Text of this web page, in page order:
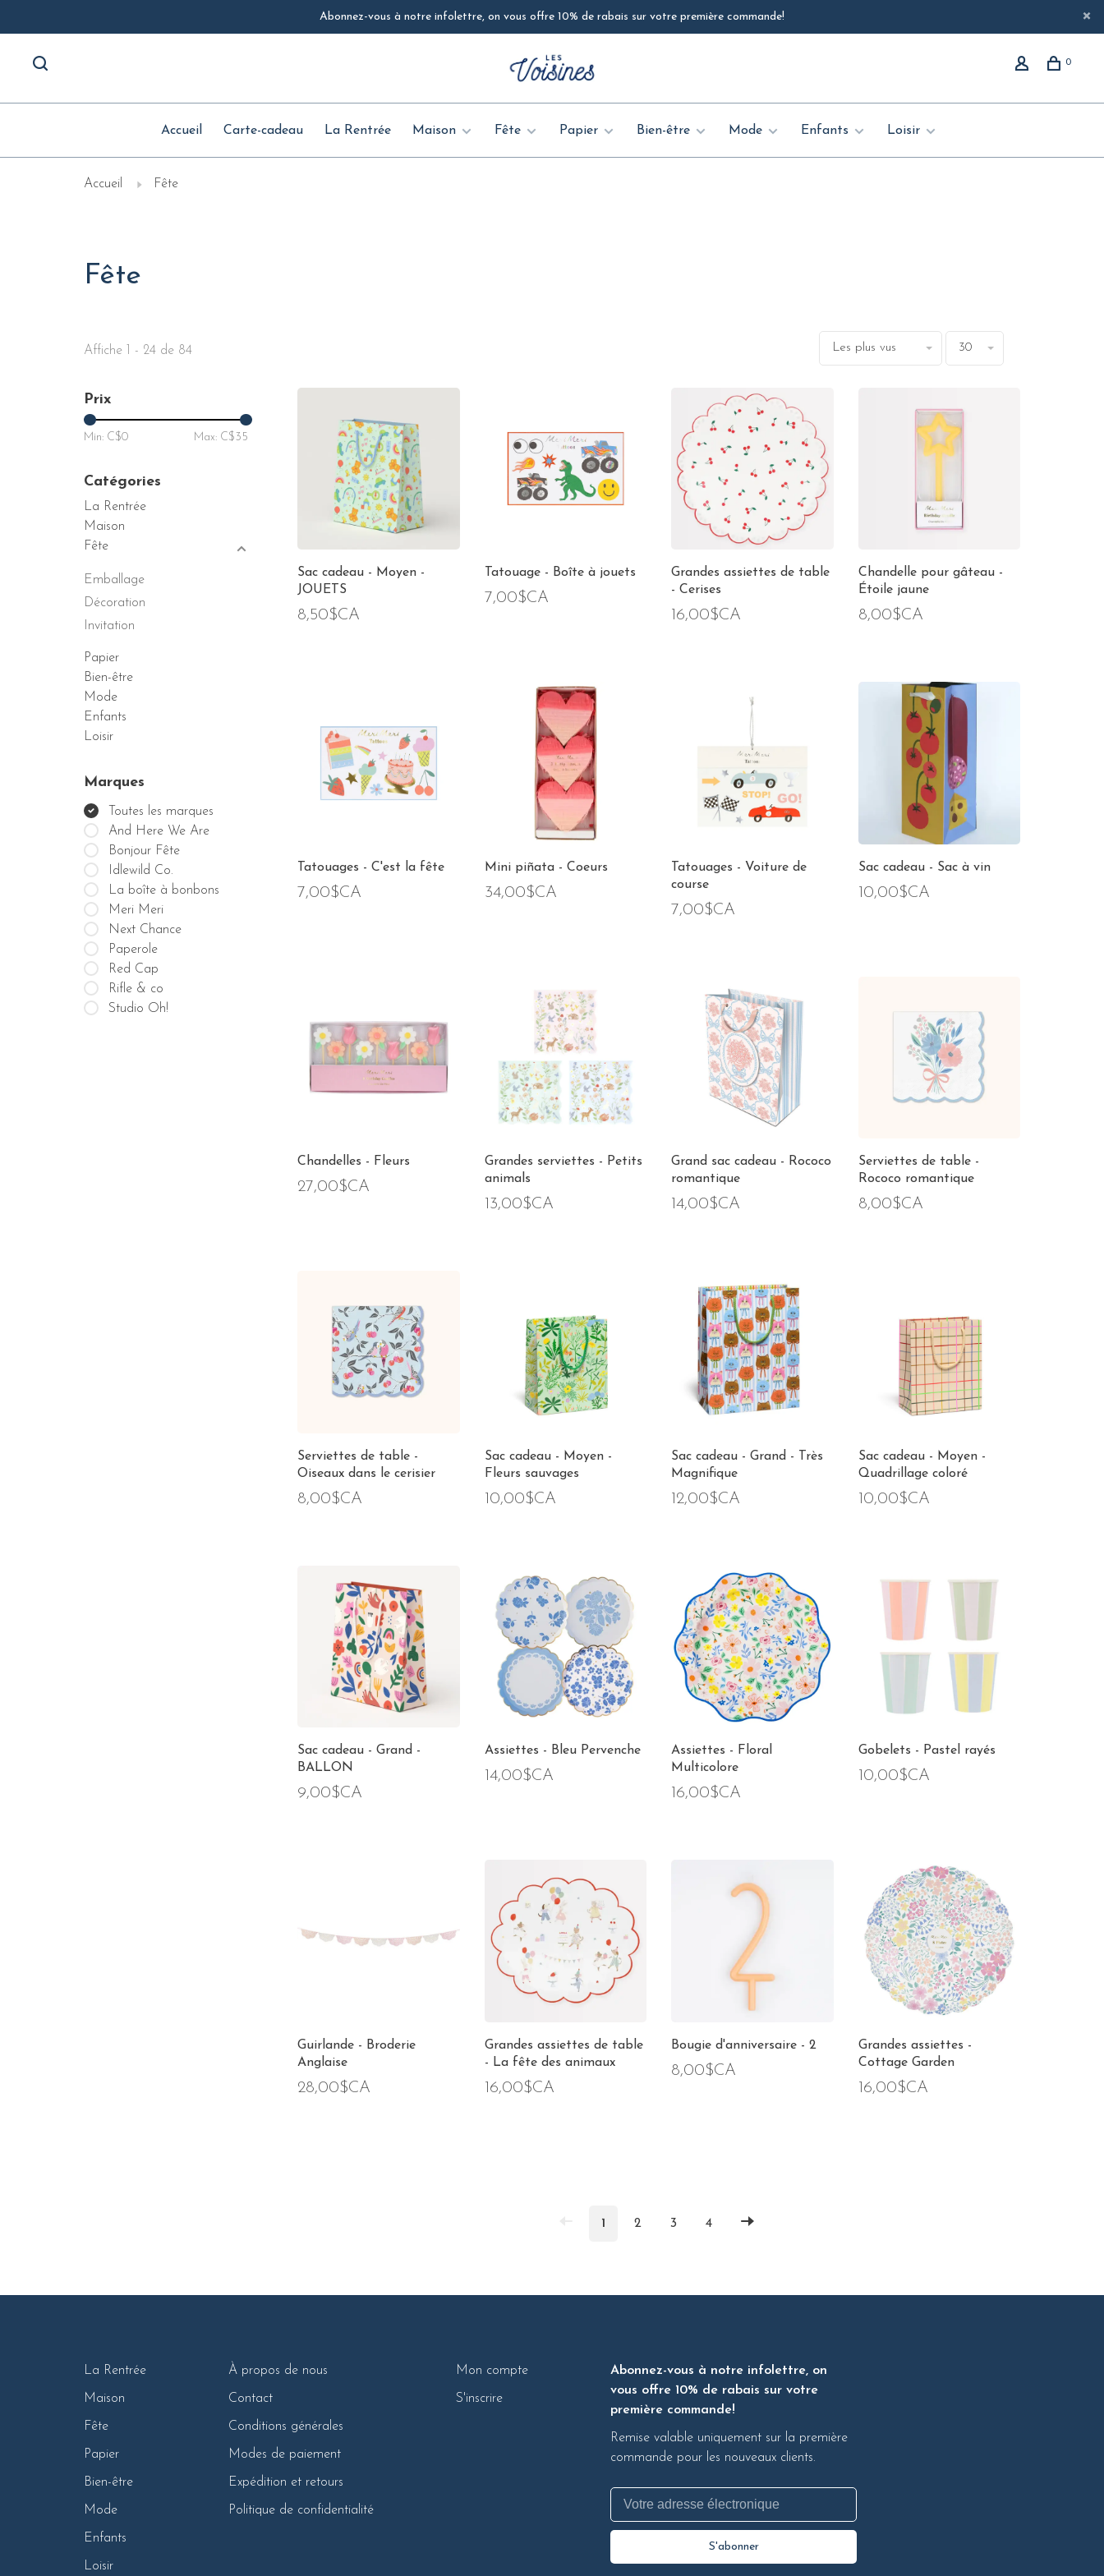
Abonnez-vous à notre infolettre, on vous offre 10% de rabais sur votre première commande!
0
Accueil Carte-cadeau La Rentrée Maison Fête Papier Bien-être Mode Enfants Loisir
Accueil Fête
Fête
Affiche 1 - 24 de 84 Les plus vus 30
Prix
Min: C$0 Max: C$35
Catégories
La Rentrée
Maison
Fête
Emballage
Décoration
Invitation
Papier
Bien-être
Mode
Enfants
Loisir
Marques
Toutes les marques
And Here We Are
Bonjour Fête
Idlewild Co.
La boîte à bonbons
Meri Meri
Next Chance
Paperole
Red Cap
Rifle & co
Studio Oh!
Sac cadeau - Moyen -
JOUETS
8,50$CA
Tatouage - Boîte à jouets
7,00$CA
Grandes assiettes de table
- Cerises
16,00$CA
Chandelle pour gâteau -
Étoile jaune
8,00$CA
Tatouages - C'est la fête
7,00$CA
Mini piñata - Coeurs
34,00$CA
Tatouages - Voiture de
course
7,00$CA
Sac cadeau - Sac à vin
10,00$CA
Chandelles - Fleurs
27,00$CA
Grandes serviettes - Petits
animals
13,00$CA
Grand sac cadeau - Rococo
romantique
14,00$CA
Serviettes de table -
Rococo romantique
8,00$CA
Serviettes de table -
Oiseaux dans le cerisier
8,00$CA
Sac cadeau - Moyen -
Fleurs sauvages
10,00$CA
Sac cadeau - Grand - Très
Magnifique
12,00$CA
Sac cadeau - Moyen -
Quadrillage coloré
10,00$CA
Sac cadeau - Grand -
BALLON
9,00$CA
Assiettes - Bleu Pervenche
14,00$CA
Assiettes - Floral
Multicolore
16,00$CA
Gobelets - Pastel rayés
10,00$CA
Guirlande - Broderie
Anglaise
28,00$CA
Grandes assiettes de table
- La fête des animaux
16,00$CA
Bougie d'anniversaire - 2
8,00$CA
Grandes assiettes -
Cottage Garden
16,00$CA
1 2 3 4
La Rentrée
Maison
Fête
Papier
Bien-être
Mode
Enfants
Loisir
À propos de nous
Contact
Conditions générales
Modes de paiement
Expédition et retours
Politique de confidentialité
Mon compte
S'inscrire
Abonnez-vous à notre infolettre, on
vous offre 10% de rabais sur votre
première commande!
Remise valable uniquement sur la première
commande pour les nouveaux clients.
S'abonner